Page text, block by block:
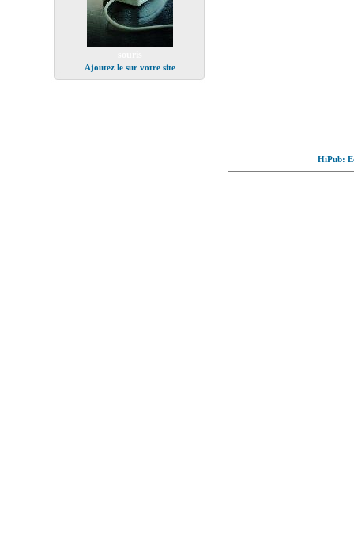
Ajoutez le sur votre site
HiPub: